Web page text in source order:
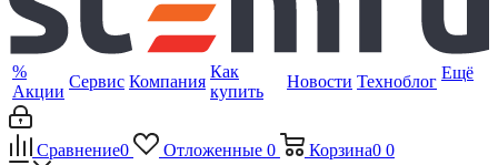
%
Акции
Сервис Компания
Как
купить
Новости Техноблог Ещё
Сравнение0 Отложенные 0 Корзина0 0